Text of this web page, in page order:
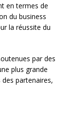
en termes de
du business
la réussite du
par des
plus grande
des partenaires,